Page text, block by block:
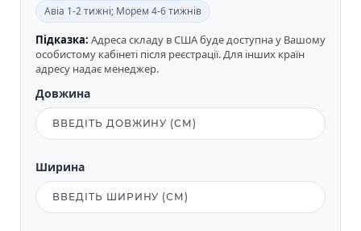
Авіа 1-2 тижні; Морем 4-6 тижнів
Підказка: Адреса складу в США буде доступна у Вашому
особистому кабінеті після реєстрації. Для інших країн
адресу надає менеджер.
Довжина
Ширина